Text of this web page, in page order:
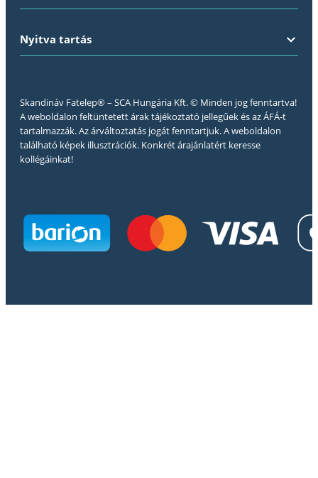
Nyitva tartás
Skandináv Fatelep® – SCA Hungária Kft. © Minden jog fenntartva!
A weboldalon feltüntetett árak tájékoztató jellegűek és az ÁFÁ-t
tartalmazzák. Az árváltoztatás jogát fenntartjuk. A weboldalon
található képek illusztrációk. Konkrét árajánlatért keresse
kollégáinkat!